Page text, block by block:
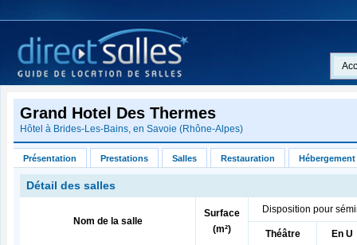
Grand Hotel Des Thermes
Hôtel à Brides-Les-Bains, en Savoie (Rhône-Alpes)
Présentation Prestations Salles Restauration Hébergement
Détail des salles
Nom de la salle
Surface
(m²)
Disposition pour
Théâtre En U